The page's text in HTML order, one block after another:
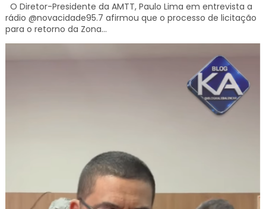
O Diretor-Presidente da AMTT, Paulo Lima em entrevista a
rádio @novacidade95.7 afirmou que o processo de licitação
para o retorno da Zona...